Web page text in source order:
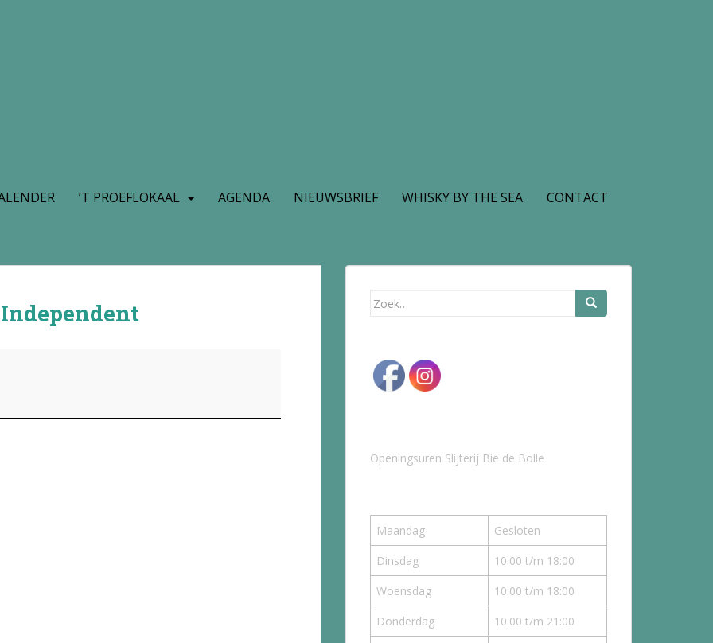
’T PROEFLOKAAL AGENDA NIEUWSBRIEF WHISKY BY THE SEA CONTACT
Zoek
Openingsuren Slijterij Bie de Bolle
Maandag
Gesloten
Dinsdag
10:00 t/m 18:00
Woensdag
10:00 t/m 18:00
Donderdag
10:00 t/m 21:00